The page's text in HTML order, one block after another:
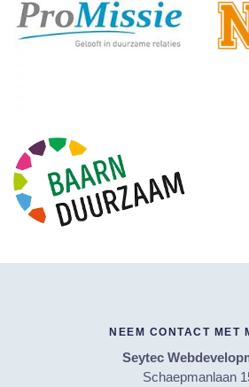
NEEM CONTACT MET
Seytec
Schaepmanlaan